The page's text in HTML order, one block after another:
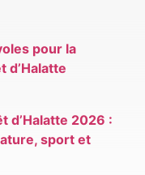
pour la
d’Halatte
d’Halatte 2026 :
sport et